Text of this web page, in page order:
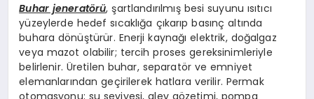
Buhar jeneratörü, şartlandırılmış besi suyunu ısıtıcı
yüzeylerde hedef sıcaklığa çıkarıp basınç altında
buhara dönüştürür. Enerji kaynağı elektrik, doğalgaz
veya mazot olabilir; tercih proses gereksinimleriyle
belirlenir. Üretilen buhar, separatör ve emniyet
elemanlarından geçirilerek hatlara verilir. Permak
otomasyonu; su seviyesi, alev gözetimi, pompa